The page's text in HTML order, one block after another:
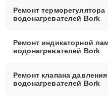
Ремонт терморегулятора
водонагревателей Bork
Ремонт индикаторной
водонагревателей Bork
Ремонт клапана давления
водонагревателей Bork